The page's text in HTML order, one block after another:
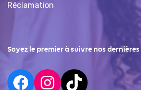
Réclamation
Soyez le premier à suivre nos